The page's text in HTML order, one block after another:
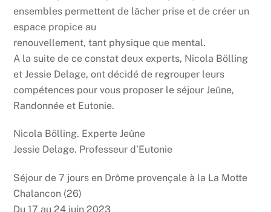
ensembles permettent de lâcher prise et de créer un
espace propice au
renouvellement, tant physique que mental.
A la suite de ce constat deux experts, Nicola Bölling
et Jessie Delage, ont décidé de regrouper leurs
compétences pour vous proposer le séjour Jeûne,
Randonnée et Eutonie.
Nicola Bölling. Experte Jeûne
Jessie Delage. Professeur d’Eutonie
Séjour de 7 jours en Drôme provençale à la La Motte
Chalancon (26)
Du 17 au 24 juin 2023